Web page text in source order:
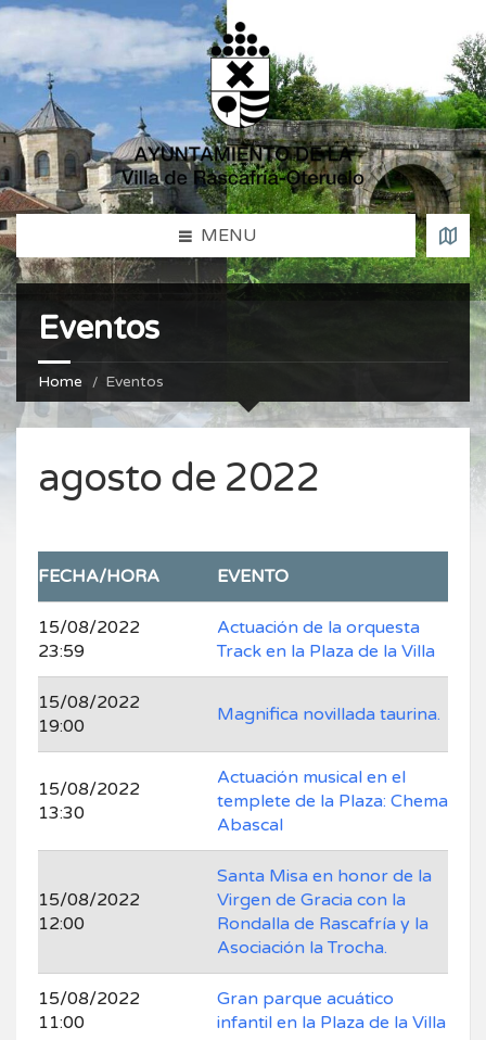
MENU
Eventos
Home Eventos
agosto de 2022
FECHA/HORA EVENTO
15/08/2022
23:59
Actuación de la orquesta
Track en la Plaza de la Villa
15/08/2022
19:00
Magnifica novillada taurina.
15/08/2022
13:30
Actuación musical en el
templete de la Plaza: Chema
Abascal
15/08/2022
12:00
Santa Misa en honor de la
Virgen de Gracia con la
Rondalla de Rascafría y la
Asociación la Trocha.
15/08/2022
11:00
Gran parque acuático
infantil en la Plaza de la Villa